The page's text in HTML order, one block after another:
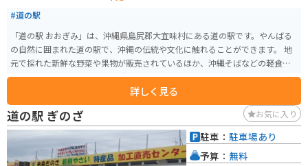
#道の駅
「道の駅 おおぎみ」は、沖縄県島尻郡大宜味村にある道の駅です。やんばる
の自然に囲まれた道の駅で、沖縄の伝統や文化に触れることができます。 地
元で採れた新鮮な野菜や果物が販売されているほか、沖縄そばなどの軽食も
楽しめます。 バイクで訪れる際は、道の駅周辺の景色を楽しみながらツーリ
で、道の駅でもシークヮーサーを使ったジュースやお菓子などが販売されて
います。 また、道の駅に隣接して、大宜味村立の博物館「やんばる学びの
森」があります。 【基本情報】 住所：沖縄県島尻郡大宜味村字根路銘1620
電話番号：0980-44-3242 営業時間：9:00～18:00 駐車場：普通車50台、大型
車5台 【おすすめポイント】 * 新鮮な地元産の野菜や果物が購入できる * 沖縄
詳しく見る
道の駅 ぎのざ お気に入り
駐車： 駐車場あり
予算： 無料